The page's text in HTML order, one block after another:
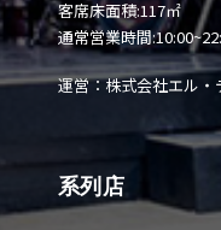
客席床面積:117㎡
通常営業時間
運営：株式会社エル・
系列店